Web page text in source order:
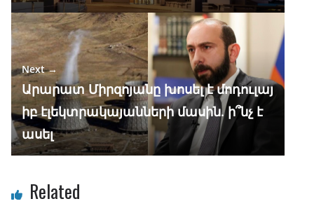
Next →
Արարատ Միրզոյանը խոսել է մոդուլայ
իբ էլեկտրակայանների մասին. ի՞նչ է
ասել
Related